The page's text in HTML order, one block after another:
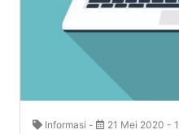
Informasi - 21 Mei 2020 -